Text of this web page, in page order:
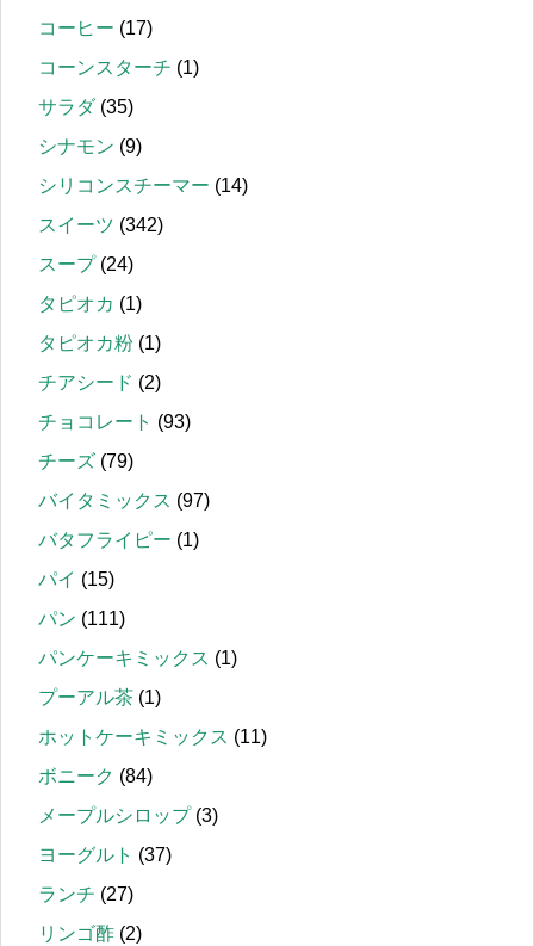
コーヒー (17)
コーンスターチ (1)
サラダ(35)
シナモン (9)
シリコンスチーマー (14)
スイーツ (342)
スープ(24)
タピオカ (1)
タピオカ粉 (1)
チアシード (2)
チョコレート (93)
チーズ (79)
バイタミックス (97)
バタフライピー (1)
パイ (15)
パン (111)
パンケーキミックス (1)
プーアル茶 (1)
ホットケーキミックス (11)
ボニーク (84)
メープルシロップ(3)
ヨーグルト (37)
ランチ (27)
リンゴ酢 (2)